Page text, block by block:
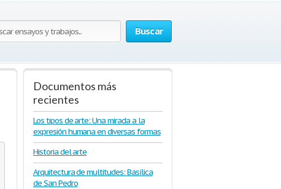
Buscar
Documentos más
recientes
Los tipos de arte: Una mirada a la
expresión humana en diversas formas
Historia del arte
Arquitectura de multitudes: Basílica
de San Pedro